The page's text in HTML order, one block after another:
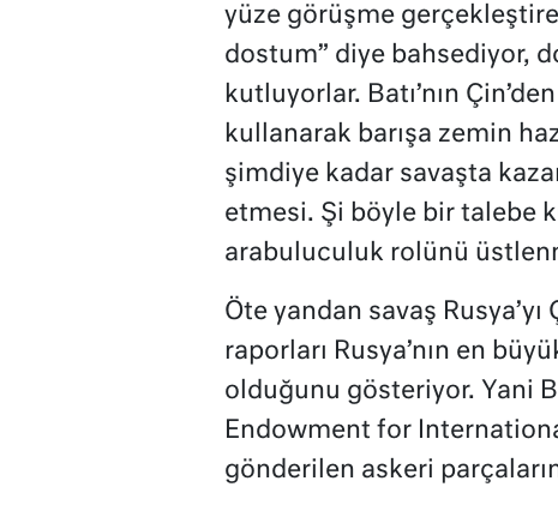
yüze görüşme
dostum” diye bahsediyor,
kutluyorlar. Batı’nın
kullanarak barışa zemin
şimdiye kadar savaşta
etmesi. Şi böyle bir talebe
arabuluculuk rolünü
Öte yandan savaş Rusya’yı
raporları Rusya’nın en
olduğunu gösteriyor. Yani
Endowment for
gönderilen askeri